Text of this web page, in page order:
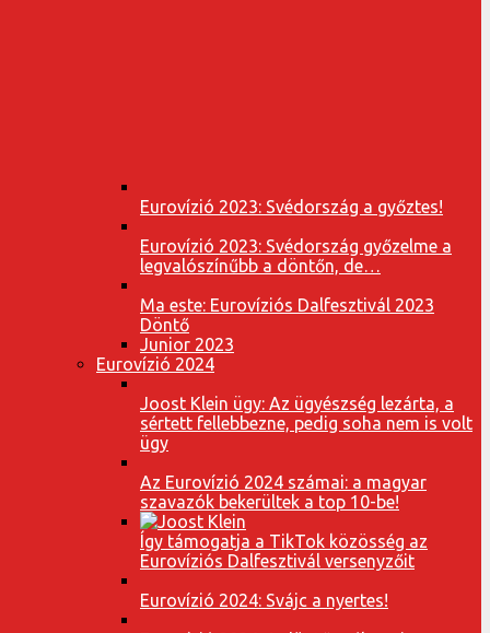
Eurovízió 2023: Svédország a győztes!
Eurovízió 2023: Svédország győzelme a
legvalószínűbb a döntőn, de…
Ma este: Eurovíziós Dalfesztivál 2023
Döntő
Junior 2023
Eurovízió 2024
Joost Klein ügy: Az ügyészség lezárta, a
sértett fellebbezne, pedig soha nem is volt
ügy
Az Eurovízió 2024 számai: a magyar
szavazók bekerültek a top 10-be!
Így támogatja a TikTok közösség az
Eurovíziós Dalfesztivál versenyzőit
Eurovízió 2024: Svájc a nyertes!